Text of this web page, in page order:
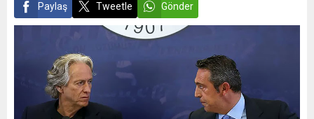
Paylaş Tweetle Gönder